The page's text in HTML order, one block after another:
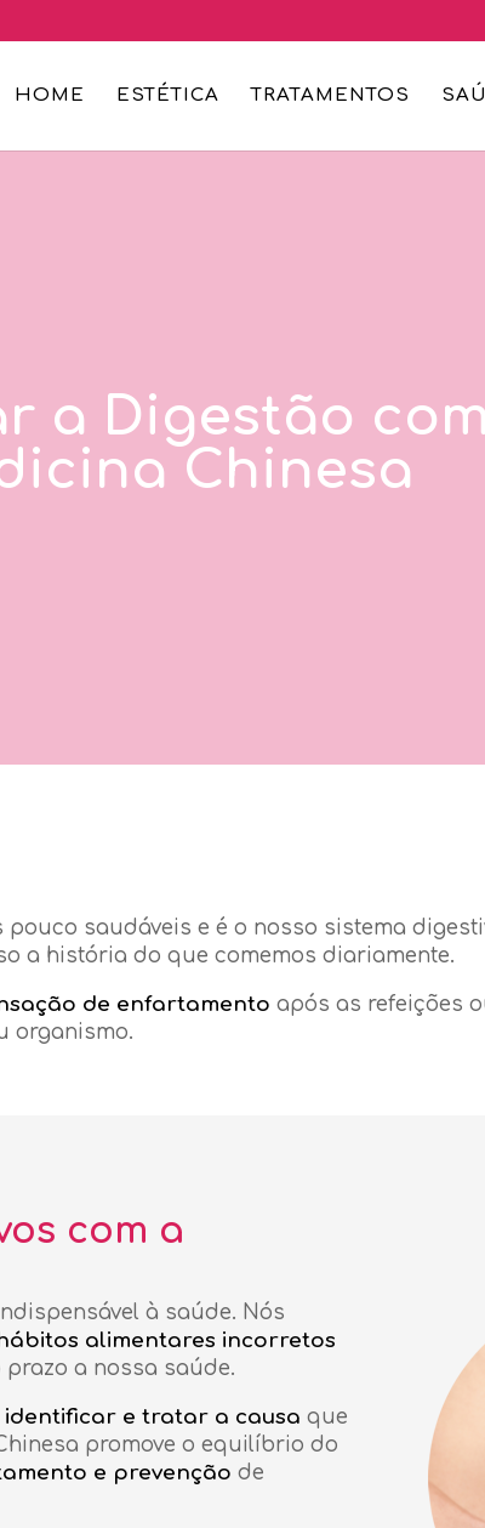
HOME ESTÉTICA TRATAMENTOS
a Digestão
Chinesa
saudáveis e é o nosso sistema
a história do que comemos diariamente.
de enfartamento após as refeições
organismo.
com a
à saúde. Nós
alimentares incorretos
a nossa saúde.
identificar e tratar a causa que
promove o equilíbrio do
e prevenção de